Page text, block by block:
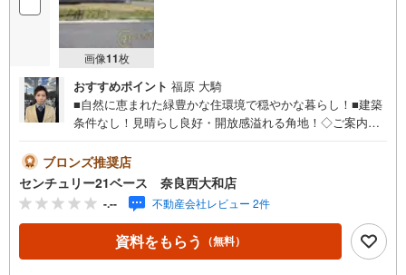
画像11枚
おすすめポイント 福原 大騎
■自然に恵まれた緑豊かな住環境で穏やかな暮らし！■建築
条件なし！見晴らし良好・開放感溢れる角地！◇ご案内に
間でもご見学可！・今から見たい！というお声にもご対応
できます！◇住宅ローンもお任せください！◇・提携銀行
多数あり（地方銀行・都市銀行・信用金庫etc）・優遇後適
用金利 0.875％～（審査内容により異なります）--- ◇◇ Ya
hoo！不動産キャンペーン対象店舗 ◇◇ ----当店で物件を成
約いただくとPayPayボーナスライトがもらえる【Yahoo！
ブロンズ推奨店
センチュリー21ベース 奈良西大和店
-.-- 不動産会社レビュー 2件
資料をもらう （無料）